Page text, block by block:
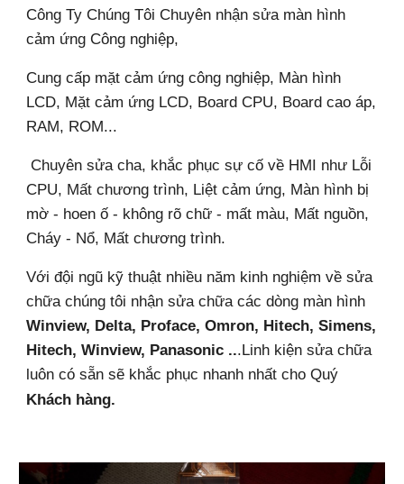
Công Ty Chúng Tôi Chuyên nhận sửa màn hình
cảm ứng Công nghiệp,
Cung cấp mặt cảm ứng công nghiệp, Màn hình
LCD, Mặt cảm ứng LCD, Board CPU, Board cao áp,
RAM, ROM...
Chuyên sửa cha, khắc phục sự cố về HMI như Lỗi
CPU, Mất chương trình, Liệt cảm ứng, Màn hình bị
mờ - hoen ố - không rõ chữ - mất màu, Mất nguồn,
Cháy - Nổ, Mất chương trình.
Với đội ngũ kỹ thuật nhiều năm kinh nghiệm về sửa
chữa chúng tôi nhận sửa chữa các dòng màn hình
Winview, Delta, Proface, Omron, Hitech, Simens,
Hitech, Winview, Panasonic ...Linh kiện sửa chữa
luôn có sẵn sẽ khắc phục nhanh nhất cho Quý
Khách hàng.